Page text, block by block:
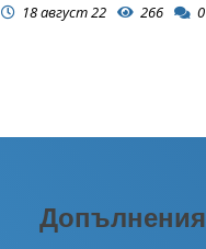
18 август 22 266 0
Допълнения